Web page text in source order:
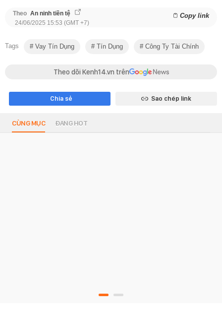
Theo An ninh tiền tệ Copy link
24/06/2025 15:53 (GMT +7)
Tags Vay Tín Dụng Tín Dụng Công Ty Tài Chính
Theo dõi Kenh14.vn trên
Chia sẻ Sao chép link
CÙNG MỤC ĐANG HOT